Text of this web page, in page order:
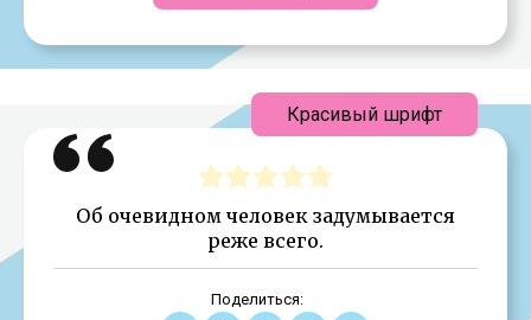
Об очевидном человек задумывается
реже всего.
Поделиться:
Красивый шрифт